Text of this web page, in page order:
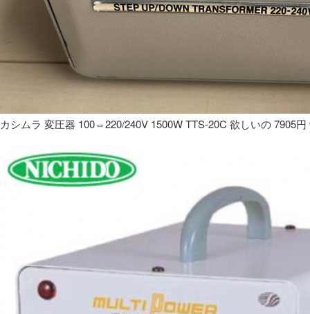
カシムラ 変圧器 100⇔220/240V 1500W TTS-20C 欲しいの 7905円